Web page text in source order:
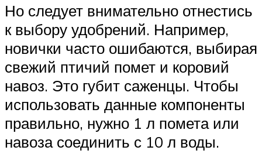
Но следует внимательно отнестись
к выбору удобрений. Например,
новички часто ошибаются, выбирая
свежий птичий помет и коровий
навоз. Это губит саженцы. Чтобы
использовать данные компоненты
правильно, нужно 1 л помета или
навоза соединить с 10 л воды.